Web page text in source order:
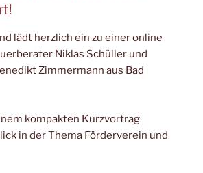
lädt herzlich ein zu einer online
Niklas Schüller und
Zimmermann aus Bad
kompakten Kurzvortrag
in der Thema Förderverein und